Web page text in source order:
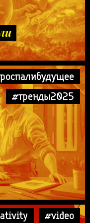
#тренды2025
#video